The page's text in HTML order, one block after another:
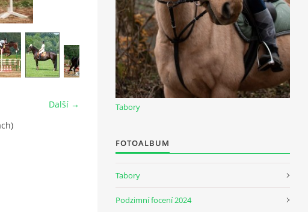
Další → Tabory
FOTOALBUM
Tabory
Podzimní focení 2024